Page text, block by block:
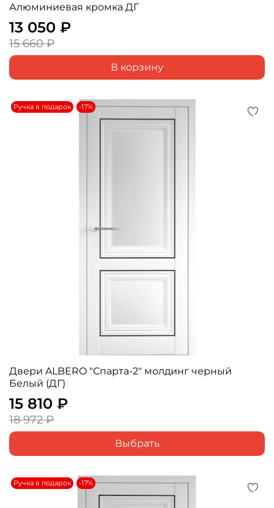
Алюминиевая кромка ДГ
13 050 ₽
15 660 ₽
В корзину
Ручка в подарок -17%
Двери ALBERO "Спарта-2" молдинг черный
Белый (ДГ)
15 810 ₽
18 972 ₽
Выбрать
Ручка в подарок -17%